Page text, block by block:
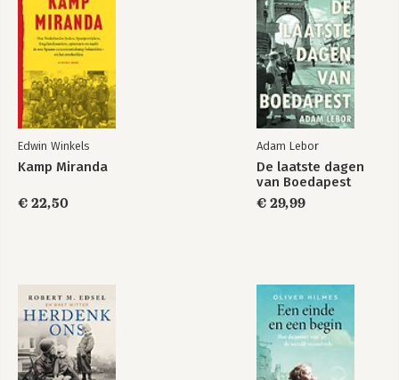
Edwin Winkels
Kamp Miranda
€ 22,50
Adam Lebor
De laatste dagen
van Boedapest
€ 29,99